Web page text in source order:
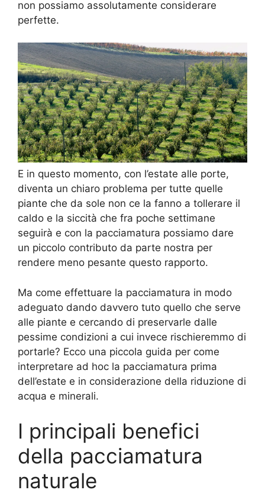
non possiamo assolutamente considerare
perfette.
E in questo momento, con l’estate alle porte,
diventa un chiaro problema per tutte quelle
piante che da sole non ce la fanno a tollerare il
caldo e la siccità che fra poche settimane
seguirà e con la pacciamatura possiamo dare
un piccolo contributo da parte nostra per
rendere meno pesante questo rapporto.
Ma come effettuare la pacciamatura in modo
adeguato dando davvero tuto quello che serve
alle piante e cercando di preservarle dalle
pessime condizioni a cui invece rischieremmo di
portarle? Ecco una piccola guida per come
interpretare ad hoc la pacciamatura prima
dell’estate e in considerazione della riduzione di
acqua e minerali.
I principali benefici
della pacciamatura
naturale